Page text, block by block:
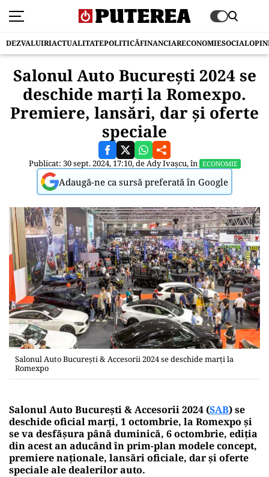
DEZVALUIRIACTUALITATEPOLITICĂFINANCIARECONOMIESOCIAL
Salonul Auto Bucureşti 2024 se
deschide marţi la Romexpo.
Premiere, lansări, dar şi oferte
speciale
Publicat: 30 sept. 2024, 17:10, deAdy Ivașcu, în ECONOMIE
Adaugă-ne ca sursă preferată în Google
Salonul Auto Bucureşti & Accesorii 2024 se deschide marţi la
Romexpo
Salonul Auto Bucureşti & Accesorii 2024 (SAB) se
deschide oficial marţi, 1 octombrie, la Romexpo şi
se va desfăşura până duminică, 6 octombrie, ediţia
din acest an aducând în prim-plan modele concept,
premiere naţionale, lansări oficiale, dar şi oferte
speciale ale dealerilor auto.